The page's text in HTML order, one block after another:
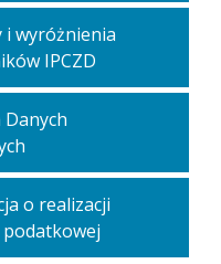
i wyróżnienia
IPCZD
o realizacji